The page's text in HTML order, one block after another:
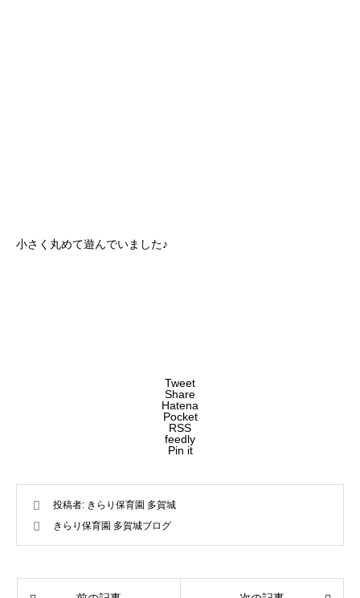
小さく丸めて遊んでいました♪
Tweet
Share
Hatena
Pocket
RSS
feedly
Pin it
投稿者: きらり保育園 多賀城
きらり保育園 多賀城ブログ